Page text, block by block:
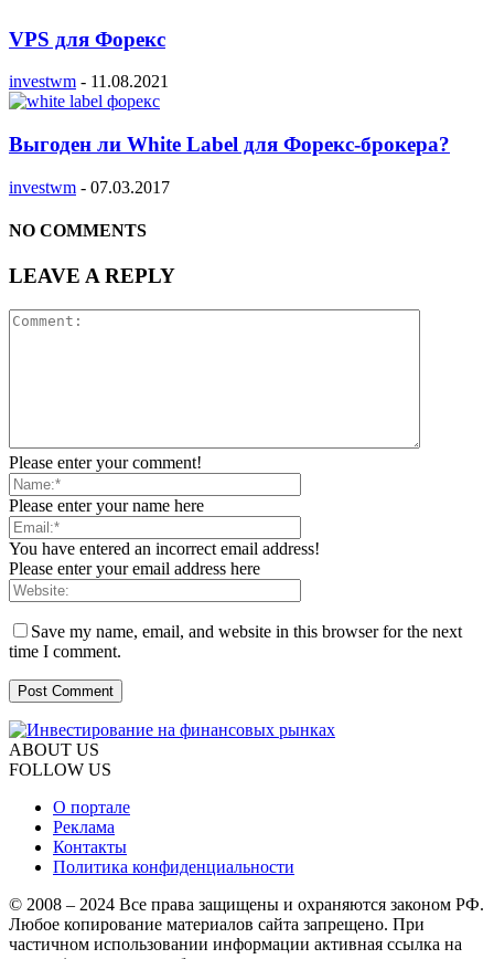
VPS для Форекс
investwm - 11.08.2021
Выгоден ли White Label для Форекс-брокера?
investwm - 07.03.2017
NO COMMENTS
LEAVE A REPLY
Please enter your comment!
Please enter your name here
You have entered an incorrect email address!
Please enter your email address here
Save my name, email, and website in this browser for the next
time I comment.
ABOUT US
FOLLOW US
О портале
Реклама
Контакты
Политика конфиденциальности
© 2008 – 2024 Все права защищены и охраняются законом РФ.
Любое копирование материалов сайта запрещено. При
частичном использовании информации активная ссылка на